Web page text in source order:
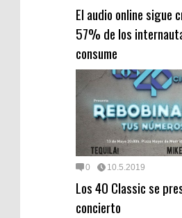
El audio online sigue
57% de los
consume
0 10.5.2019
Los 40 Classic se
concierto